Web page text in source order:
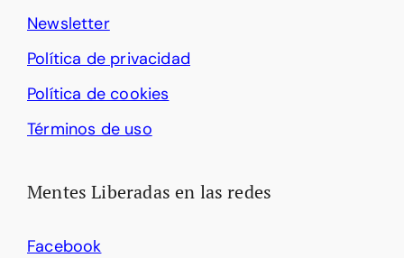
Newsletter
Política de privacidad
Política de cookies
Términos de uso
Mentes Liberadas en las redes
Facebook